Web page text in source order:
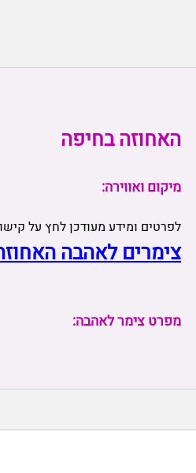
האחוזה בחיפה
מיקום ואווירה:
לפרטים ומידע מעודכן לחץ על
צימרים לאהבה
מפרט צימר לאהבה: